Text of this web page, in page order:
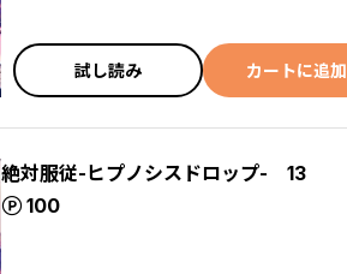
試し読み カートに追加
絶対服従-ヒプノシスドロップ- 13
100